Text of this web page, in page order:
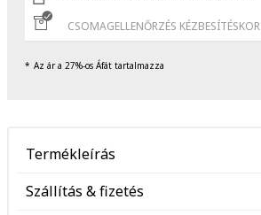
CSOMAGELLENŐRZÉS KÉZBESÍTÉSKOR
Az ár a 27%-os Áfát tartalmazza
Termékleírás
Szállítás & fizetés